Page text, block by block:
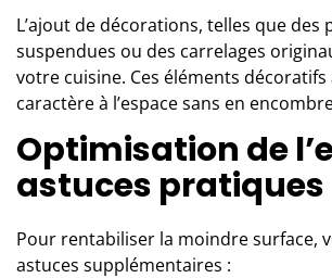
L’ajout de décorations, telles que des
suspendues ou des carrelages
votre cuisine. Ces éléments
caractère à l’espace sans en
Optimisation de
astuces pratiques
Pour rentabiliser la moindre surface,
astuces supplémentaires :